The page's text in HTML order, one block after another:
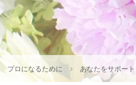
プロになるために あなたをサポート